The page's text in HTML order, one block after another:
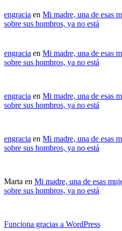
engracia en Mi madre, una de esas
sobre sus hombros, ya no está
engracia en Mi madre, una de esas
sobre sus hombros, ya no está
engracia en Mi madre, una de esas
sobre sus hombros, ya no está
engracia en Mi madre, una de esas
sobre sus hombros, ya no está
Marta en Mi madre, una de esas
sobre sus hombros, ya no está
Funciona gracias a WordPress